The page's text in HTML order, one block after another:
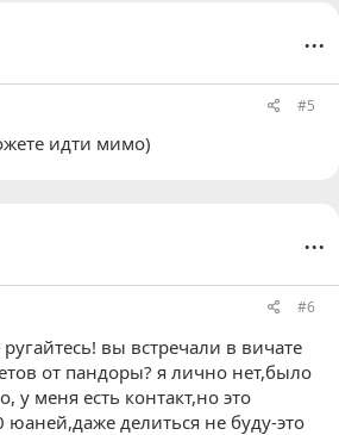
...
#5
идти мимо)
...
#6
ругайтесь! вы встречали в вичате
от пандоры? я лично нет,было
у меня есть контакт,но это
юаней,даже делиться не буду-это